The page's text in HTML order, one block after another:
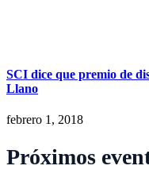
SCI dice que premio de
Llano
febrero 1, 2018
Próximos